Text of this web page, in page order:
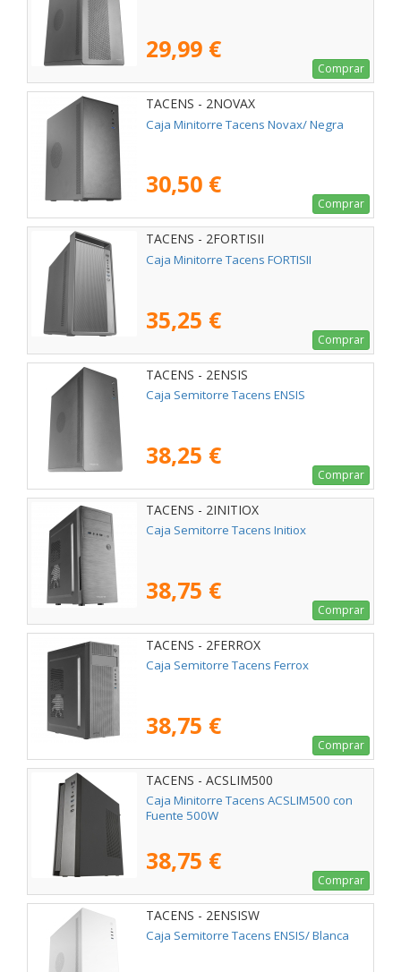
29,99 €
Comprar
TACENS - 2NOVAX
Caja Minitorre Tacens Novax/ Negra
30,50 €
Comprar
TACENS - 2FORTISII
Caja Minitorre Tacens FORTISII
35,25 €
Comprar
TACENS - 2ENSIS
Caja Semitorre Tacens ENSIS
38,25 €
Comprar
TACENS - 2INITIOX
Caja Semitorre Tacens Initiox
38,75 €
Comprar
TACENS - 2FERROX
Caja Semitorre Tacens Ferrox
38,75 €
Comprar
TACENS - ACSLIM500
Caja Minitorre Tacens ACSLIM500 con
Fuente 500W
38,75 €
Comprar
TACENS - 2ENSISW
Caja Semitorre Tacens ENSIS/ Blanca